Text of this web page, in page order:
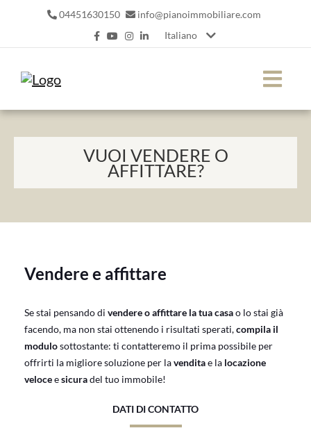
04451630150
info@pianoimmobiliare.com
Italiano
VUOI VENDERE O
AFFITTARE?
Vendere e affittare
Se stai pensando di vendere o affittare la tua casao lo stai già
facendo, ma non stai ottenendo i risultati sperati,compila il
modulosottostante: ti contatteremo il prima possibile per
offrirti la migliore soluzione per lavenditae la locazione
veloceesicuradel tuo immobile!
DATI DI CONTATTO